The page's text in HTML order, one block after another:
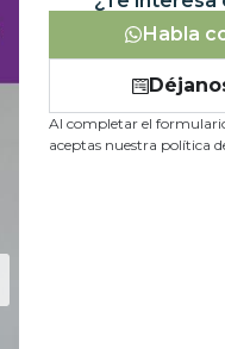
Habla
Al completar el
aceptas nuestra política